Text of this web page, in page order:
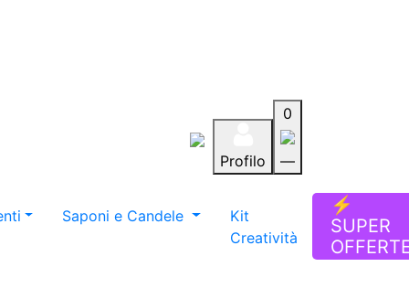
Profilo
0
—
Saponi e Candele
Kit
Creatività
⚡
SUPER